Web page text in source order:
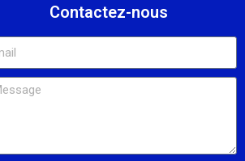
Contactez-nous